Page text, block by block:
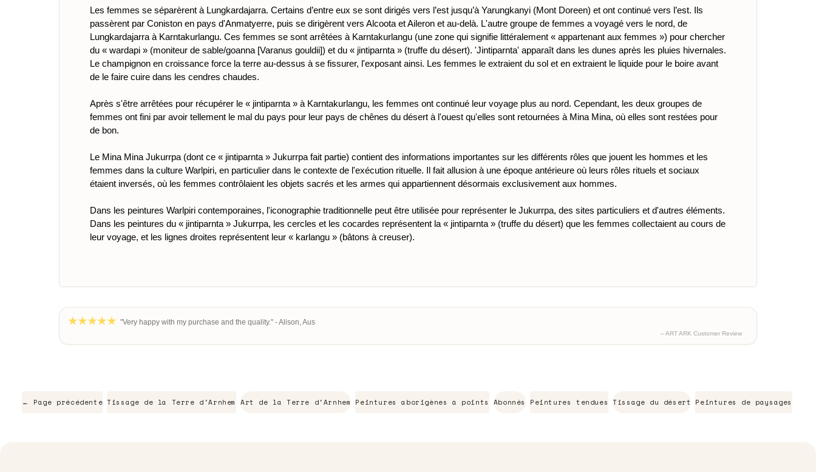
Les femmes se séparèrent à Lungkardajarra. Certains d’entre eux se sont dirigés vers l’est jusqu’à Yarungkanyi (Mont Doreen) et ont continué vers l’est. Ils
passèrent par Coniston en pays d'Anmatyerre, puis se dirigèrent vers Alcoota et Aileron et au-delà. L'autre groupe de femmes a voyagé vers le nord, de
Lungkardajarra à Karntakurlangu. Ces femmes se sont arrêtées à Karntakurlangu (une zone qui signifie littéralement « appartenant aux femmes ») pour chercher
du « wardapi » (moniteur de sable/goanna [Varanus gouldii]) et du « jintiparnta » (truffe du désert). 'Jintiparnta' apparaît dans les dunes après les pluies hivernales.
Le champignon en croissance force la terre au-dessus à se fissurer, l'exposant ainsi. Les femmes le extraient du sol et en extraient le liquide pour le boire avant
de le faire cuire dans les cendres chaudes.
Après s'être arrêtées pour récupérer le « jintiparnta » à Karntakurlangu, les femmes ont continué leur voyage plus au nord. Cependant, les deux groupes de
femmes ont fini par avoir tellement le mal du pays pour leur pays de chênes du désert à l'ouest qu'elles sont retournées à Mina Mina, où elles sont restées pour
de bon.
Le Mina Mina Jukurrpa (dont ce « jintiparnta » Jukurrpa fait partie) contient des informations importantes sur les différents rôles que jouent les hommes et les
femmes dans la culture Warlpiri, en particulier dans le contexte de l'exécution rituelle. Il fait allusion à une époque antérieure où leurs rôles rituels et sociaux
étaient inversés, où les femmes contrôlaient les objets sacrés et les armes qui appartiennent désormais exclusivement aux hommes.
Dans les peintures Warlpiri contemporaines, l'iconographie traditionnelle peut être utilisée pour représenter le Jukurrpa, des sites particuliers et d'autres éléments.
Dans les peintures du « jintiparnta » Jukurrpa, les cercles et les cocardes représentent la « jintiparnta » (truffe du désert) que les femmes collectaient au cours de
leur voyage, et les lignes droites représentent leur « karlangu » (bâtons à creuser).
"Very happy with my purchase and the quality." - Alison, Aus
– ART ARK Customer Review
← Page précédente Tissage de la Terre d'Arnhem Art de la Terre d'Arnhem Peintures aborigènes à points Abonnés Peintures tendues Tissage du désert Peintures de paysages